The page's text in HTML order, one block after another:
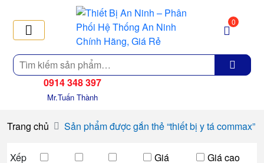
Tìm
kiếm
0
0914 348 397
Mr.Tuấn Thành
Trang chủ Sản phẩm được gắn thẻ “thiết bị y tá commax”
Xếp
Giá
Giá cao